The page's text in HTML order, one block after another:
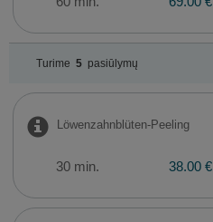
Turime 5pasiūlymų
Löwenzahnblüten-Peeling
30 min. 38.00 €